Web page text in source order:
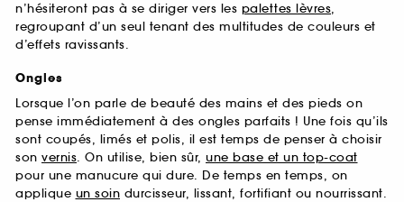
n’hésiteront pas à se diriger vers les palettes lèvres,
regroupant d’un seul tenant des multitudes de couleurs et
d’effets ravissants.
Ongles
Lorsque l’on parle de beauté des mains et des pieds on
pense immédiatement à des ongles parfaits ! Une fois qu’ils
sont coupés, limés et polis, il est temps de penser à choisir
son vernis. On utilise, bien sûr, une base et un top-coat
pour une manucure qui dure. De temps en temps, on
applique un soin durcisseur, lissant, fortifiant ou nourrissant.